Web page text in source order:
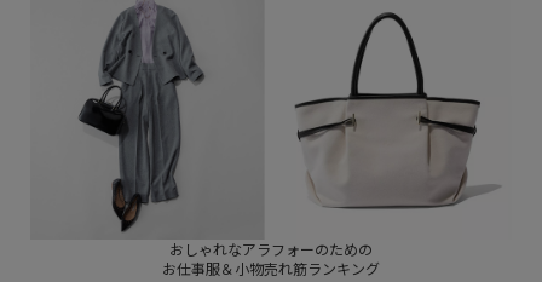
おしゃれなアラフォーのための
お仕事服＆小物売れ筋ランキング